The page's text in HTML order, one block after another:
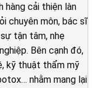
hàng cải thiện làn
chuyên môn, bác sĩ
tận tâm, nhẹ
Bên cạnh đó,
kỹ thuật thẩm mỹ
nhằm mang lại